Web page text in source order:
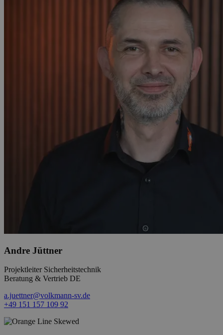
Andre Jüttner
Projektleiter Sicherheitstechnik
Beratung & Vertrieb DE
a.juettner@volkmann-sv.de
+49 151 157 109 92